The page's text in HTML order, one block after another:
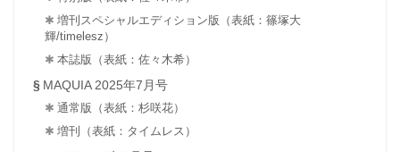
増刊スペシャルエディション版（表紙：篠塚大
輝/timelesz）
本誌版（表紙：佐々木希）
MAQUIA 2025年7月号
通常版（表紙：杉咲花）
増刊（表紙：タイムレス）